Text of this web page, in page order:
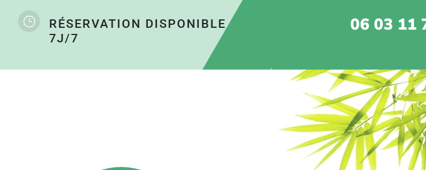
}
RÉSERVATION DISPONIBLE
7J/7
06 03 11